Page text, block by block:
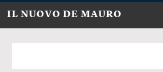
IL NUOVO DE MAURO